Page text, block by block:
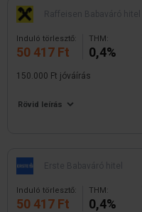
Induló törlesztő:
50 417 Ft
THM:
0,4%
150.000 Ft jóváírás
Rövid leírás
Induló törlesztő:
50 417 Ft
THM:
0,4%